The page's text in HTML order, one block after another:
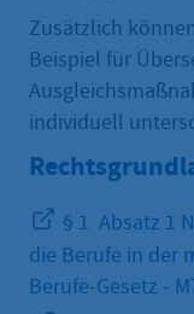
Zusätzlich
Beispiel für
individuell
§ 1 Absatz 1
die Berufe in der
Berufe-Gesetz -